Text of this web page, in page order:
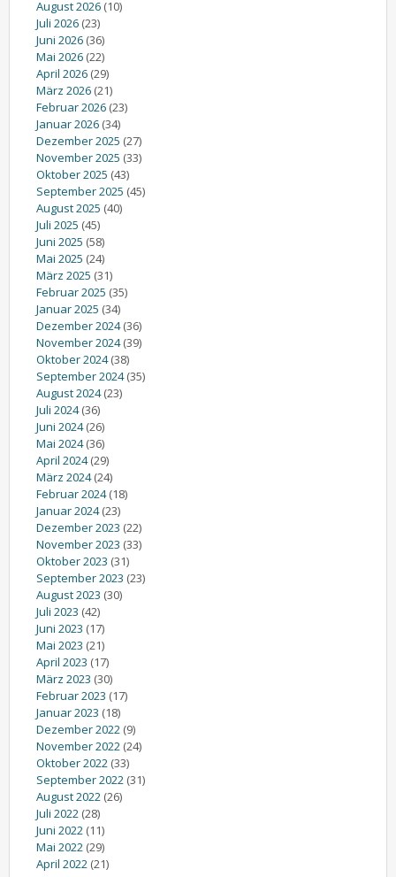
August 2026 (10)
Juli 2026 (23)
Juni 2026 (36)
Mai 2026 (22)
April 2026 (29)
März 2026 (21)
Februar 2026 (23)
Januar 2026 (34)
Dezember 2025 (27)
November 2025 (33)
Oktober 2025 (43)
September 2025 (45)
August 2025 (40)
Juli 2025 (45)
Juni 2025 (58)
Mai 2025 (24)
März 2025 (31)
Februar 2025 (35)
Januar 2025 (34)
Dezember 2024(36)
November 2024(39)
Oktober 2024(38)
September 2024(35)
August 2024(23)
Juli 2024(36)
Juni 2024(26)
Mai 2024(36)
April 2024(29)
März 2024(24)
Februar 2024(18)
Januar 2024(23)
Dezember 2023 (22)
November 2023 (33)
Oktober 2023 (31)
September 2023 (23)
August 2023 (30)
Juli 2023 (42)
Juni 2023 (17)
Mai 2023 (21)
April 2023 (17)
März 2023 (30)
Februar 2023 (17)
Januar 2023 (18)
Dezember 2022 (9)
November 2022 (24)
Oktober 2022 (33)
September 2022 (31)
August 2022 (26)
Juli 2022 (28)
Juni 2022 (11)
Mai 2022 (29)
April 2022 (21)